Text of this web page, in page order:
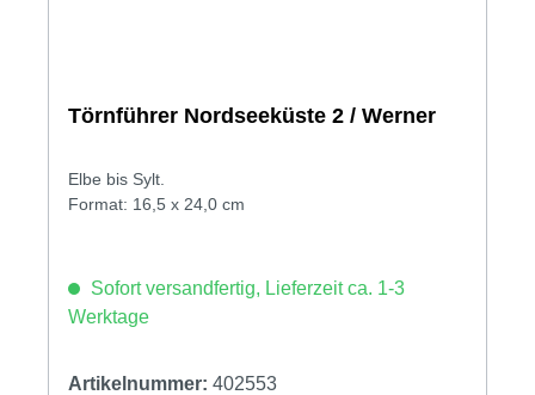
Törnführer Nordseeküste 2 / Werner
Elbe bis Sylt.
Format: 16,5 x 24,0 cm
Sofort versandfertig, Lieferzeit ca. 1-3
Werktage
Artikelnummer: 402553